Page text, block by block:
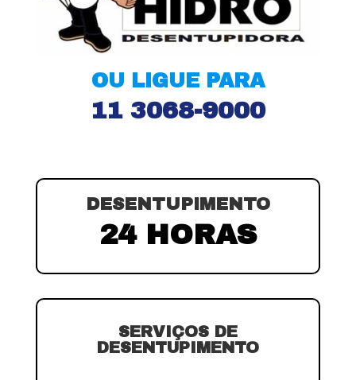
OU LIGUE PARA
11 3068-9000
DESENTUPIMENTO
24 HORAS
SERVIÇOS DE
DESENTUPIMENTO